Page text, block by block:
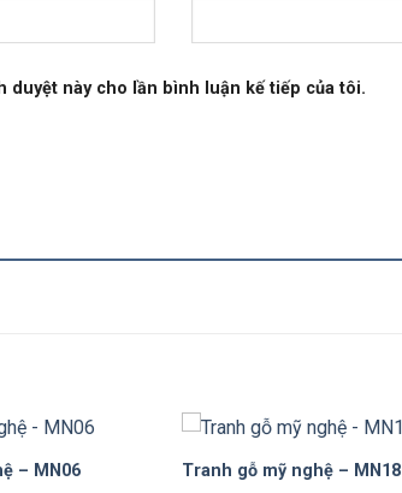
này cho lần bình luận kế tiếp của tôi.
– MN06 Tranh gỗ mỹ nghệ – MN18